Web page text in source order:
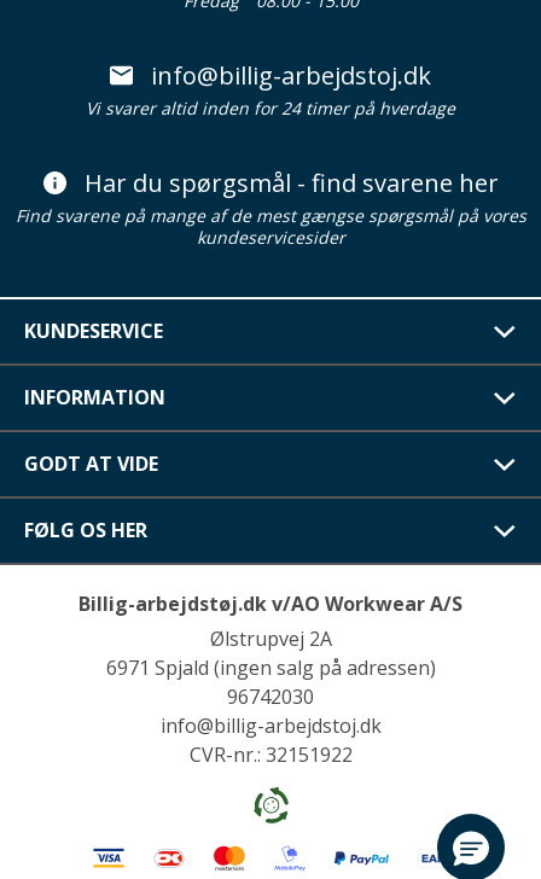
info@billig-arbejdstoj.dk
Vi svarer altid inden for 24 timer på hverdage
Har du spørgsmål - find svarene her
Find svarene på mange af de mest gængse spørgsmål på vores
kundeservicesider
KUNDESERVICE
INFORMATION
GODT AT VIDE
FØLG OS HER
Billig-arbejdstøj.dk v/AO Workwear A/S
Ølstrupvej 2A
6971 Spjald (ingen salg på adressen)
96742030
info@billig-arbejdstoj.dk
CVR-nr.: 32151922